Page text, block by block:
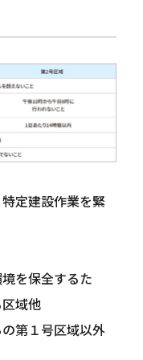
定建設作業を緊
を保全するた
域他
第１号区域以外